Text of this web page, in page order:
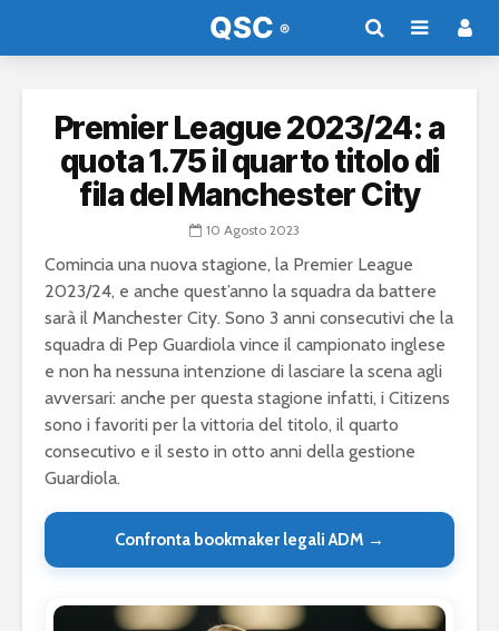
Premier League 2023/24: a
quota 1.75 il quarto titolo di
fila del Manchester City
10 Agosto 2023
Comincia una nuova stagione, la Premier League
2023/24, e anche quest’anno la squadra da battere
sarà il Manchester City. Sono 3 anni consecutivi che la
squadra di Pep Guardiola vince il campionato inglese
e non ha nessuna intenzione di lasciare la scena agli
avversari: anche per questa stagione infatti, i Citizens
sono i favoriti per la vittoria del titolo, il quarto
consecutivo e il sesto in otto anni della gestione
Guardiola.
Confronta bookmaker legali ADM →